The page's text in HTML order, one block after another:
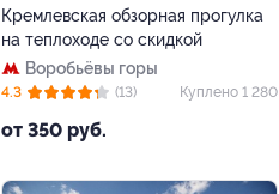
Кремлевская обзорная прогулка
на теплоходе со скидкой
Воробьёвы горы
от 350 руб.
4.3 (13) Куплено 1 280